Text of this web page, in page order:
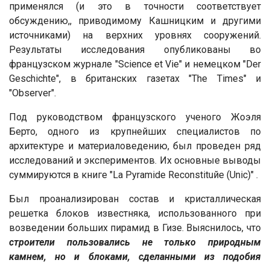
применялся (и это в точности соответствует
обсуждению,, приводимому Кашницким и другими
источниками) на верхних уровнях сооружений.
Результаты исследования опубликованы во
французском журнале "Science et Vie" и немецком "Der
Geschichte", в британских газетах "The Times" и
"Observer".
Под руководством французского ученого Жоэля
Берто, одного из крупнейших специалистов по
архитектуре и материаловедению, был проведен ряд
исследований и экспериментов. Их основные выводы
суммируются в книге "La Pyramide Reconstituйe (Unic)" .
Был проанализирован состав и кристаллическая
решетка блоков известняка, использованного при
возведении больших пирамид в Гизе. Выяснилось, что
строители пользовались не только природным
камнем, но и блоками, сделанными из подобия